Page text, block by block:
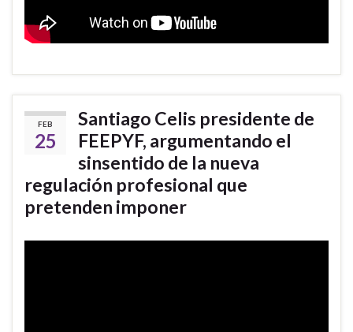
FEB
25
Santiago Celis presidente de
FEEPYF, argumentando el
sinsentido de la nueva
regulación profesional que
pretenden imponer